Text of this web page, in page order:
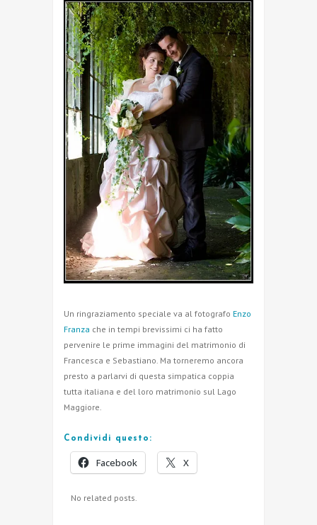
Un ringraziamento speciale va al fotografo Enzo
Franza che in tempi brevissimi ci ha fatto
pervenire le prime immagini del matrimonio di
Francesca e Sebastiano. Ma torneremo ancora
presto a parlarvi di questa simpatica coppia
tutta italiana e del loro matrimonio sul Lago
Maggiore.
Condividi questo:
Facebook X
No related posts.